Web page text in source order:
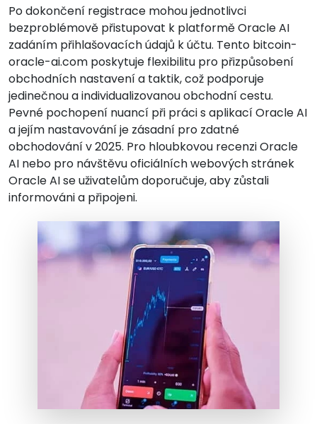
Po dokončení registrace mohou jednotlivci
bezproblémově přistupovat k platformě Oracle AI
zadáním přihlašovacích údajů k účtu. Tento bitcoin-
oracle-ai.com poskytuje flexibilitu pro přizpůsobení
obchodních nastavení a taktik, což podporuje
jedinečnou a individualizovanou obchodní cestu.
Pevné pochopení nuancí při práci s aplikací Oracle AI
a jejím nastavování je zásadní pro zdatné
obchodování v 2025. Pro hloubkovou recenzi Oracle
AI nebo pro návštěvu oficiálních webových stránek
Oracle AI se uživatelům doporučuje, aby zůstali
informováni a připojeni.